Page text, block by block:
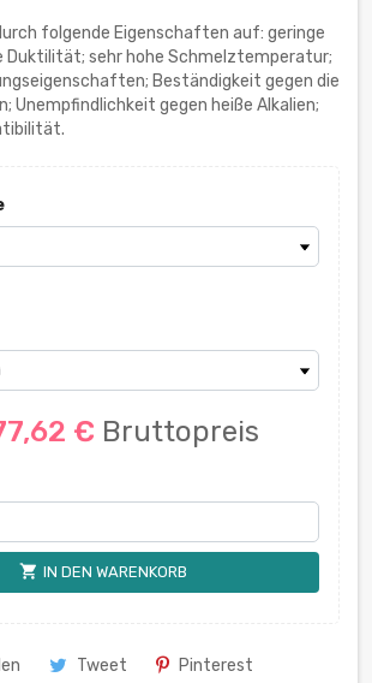
folgende Eigenschaften auf: geringe
Duktilität; sehr hohe Schmelztemperatur;
Beständigkeit gegen die
Unempfindlichkeit gegen heiße Alkalien;
€ Bruttopreis
shopping_cart IN DEN WARENKORB
Tweet Pinterest